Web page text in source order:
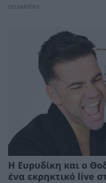
CELEBRITIES
Η Ευρυδίκη και ο
ένα εκρηκτικό live